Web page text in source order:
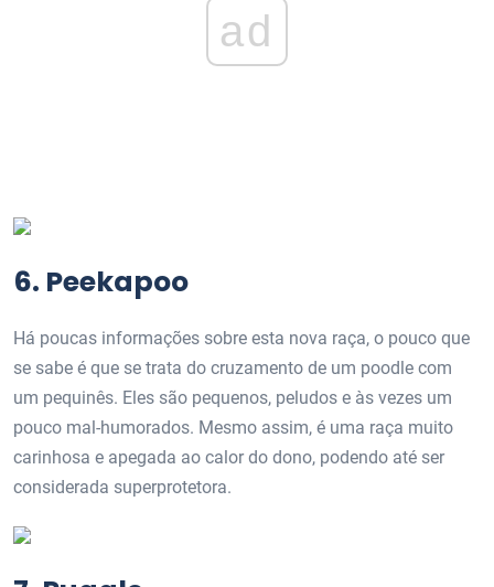
ad
6. Peekapoo
Há poucas informações sobre esta nova raça, o pouco que
se sabe é que se trata do cruzamento de um poodle com
um pequinês. Eles são pequenos, peludos e às vezes um
pouco mal-humorados. Mesmo assim, é uma raça muito
carinhosa e apegada ao calor do dono, podendo até ser
considerada superprotetora.